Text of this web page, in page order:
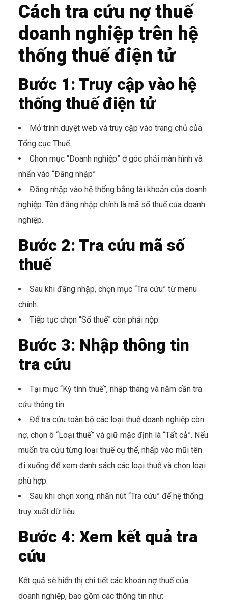
Cách tra cứu nợ thuế
doanh nghiệp trên hệ
thống thuế điện tử
Bước 1: Truy cập vào hệ
thống thuế điện tử
Mở trình duyệt web và truy cập vào trang chủ của
Tổng cục Thuế.
Chọn mục “Doanh nghiệp” ở góc phải màn hình và
nhấn vào “Đăng nhập”
Đăng nhập vào hệ thống bằng tài khoản của doanh
nghiệp. Tên đăng nhập chính là mã số thuế của doanh
nghiệp.
Bước 2: Tra cứu mã số
thuế
Sau khi đăng nhập, chọn mục “Tra cứu” từ menu
chính.
Tiếp tục chọn “Số thuế” còn phải nộp.
Bước 3: Nhập thông tin
tra cứu
Tại mục “Kỳ tính thuế”, nhập tháng và năm cần tra
cứu thông tin.
Để tra cứu toàn bộ các loại thuế doanh nghiệp còn
nợ, chọn ô “Loại thuế” và giữ mặc định là “Tất cả”. Nếu
muốn tra cứu từng loại thuế cụ thể, nhấp vào mũi tên
đi xuống để xem danh sách các loại thuế và chọn loại
phù hợp.
Sau khi chọn xong, nhấn nút “Tra cứu” để hệ thống
truy xuất dữ liệu.
Bước 4: Xem kết quả tra
cứu
Kết quả sẽ hiển thị chi tiết các khoản nợ thuế của
doanh nghiệp, bao gồm các thông tin như: